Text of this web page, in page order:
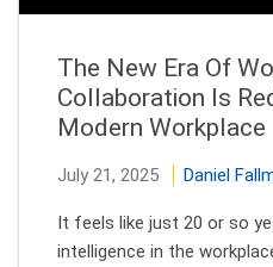
The New Era Of
Collaboration Is
Modern Workplace
July 21, 2025 Daniel
It feels like just 20 or so
intelligence in the